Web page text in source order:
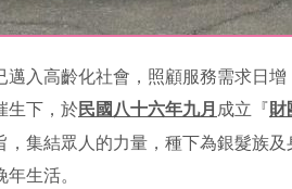
邁入高齡化社會，照顧服務需求日
生下，於民國八十六年九月 成立『財
，集結眾人的力量，種下為銀髮族
生活。